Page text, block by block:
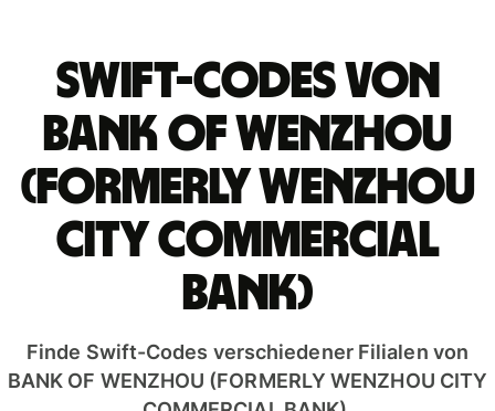
Swift-Codes von
BANK OF WENZHOU
(FORMERLY WENZHOU
CITY COMMERCIAL
BANK)
Finde Swift-Codes verschiedener Filialen von
BANK OF WENZHOU (FORMERLY WENZHOU CITY